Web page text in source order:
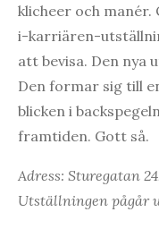
klicheer och manér.
i-karriären-
att bevisa. Den nya
Den formar sig till
blicken i
framtiden. Gott så.
Adress: Sturegatan
Utställningen pågår